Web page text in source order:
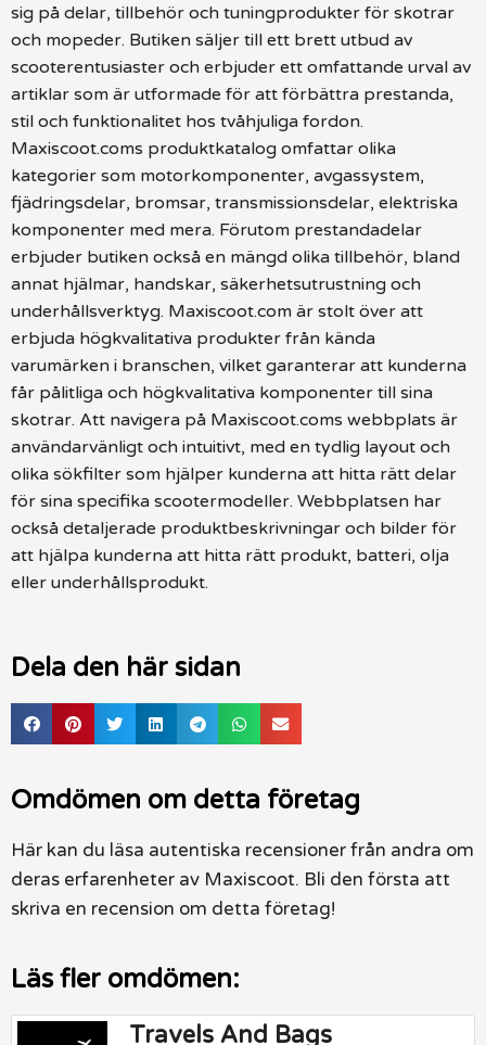
sig på delar, tillbehör och tuningprodukter för skotrar
och mopeder. Butiken säljer till ett brett utbud av
scooterentusiaster och erbjuder ett omfattande urval av
artiklar som är utformade för att förbättra prestanda,
stil och funktionalitet hos tvåhjuliga fordon.
Maxiscoot.coms produktkatalog omfattar olika
kategorier som motorkomponenter, avgassystem,
fjädringsdelar, bromsar, transmissionsdelar, elektriska
komponenter med mera. Förutom prestandadelar
erbjuder butiken också en mängd olika tillbehör, bland
annat hjälmar, handskar, säkerhetsutrustning och
underhållsverktyg. Maxiscoot.com är stolt över att
erbjuda högkvalitativa produkter från kända
varumärken i branschen, vilket garanterar att kunderna
får pålitliga och högkvalitativa komponenter till sina
skotrar. Att navigera på Maxiscoot.coms webbplats är
användarvänligt och intuitivt, med en tydlig layout och
olika sökfilter som hjälper kunderna att hitta rätt delar
för sina specifika scootermodeller. Webbplatsen har
också detaljerade produktbeskrivningar och bilder för
att hjälpa kunderna att hitta rätt produkt, batteri, olja
eller underhållsprodukt.
Dela den här sidan
Omdömen om detta företag
Här kan du läsa autentiska recensioner från andra om
deras erfarenheter av Maxiscoot. Bli den första att
skriva en recension om detta företag!
Läs fler omdömen:
Travels And Bags